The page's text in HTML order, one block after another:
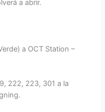
a abrir.
a OCT Station –
222, 223, 301 a la